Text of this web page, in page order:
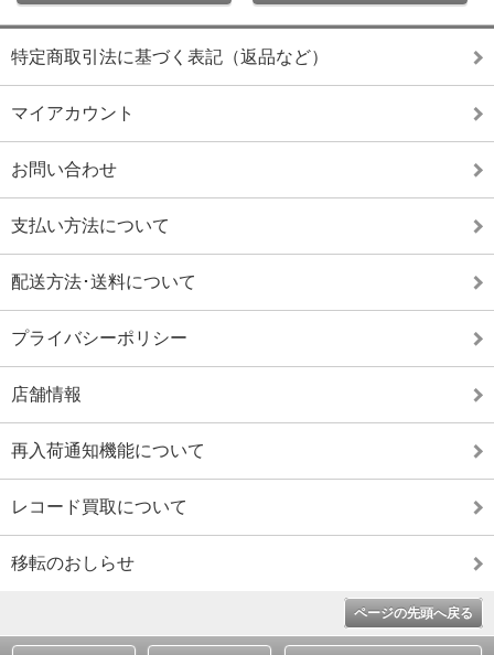
特定商取引法に基づく表記（返品など）
マイアカウント
お問い合わせ
支払い方法について
配送方法･送料について
プライバシーポリシー
店舗情報
再入荷通知機能について
レコード買取について
移転のおしらせ
ページの先頭へ戻る